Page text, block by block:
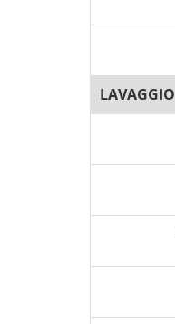
LAVAGGIO